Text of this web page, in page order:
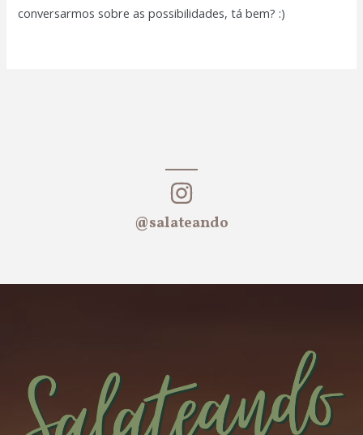
conversarmos sobre as possibilidades, tá bem? :)
@salateando